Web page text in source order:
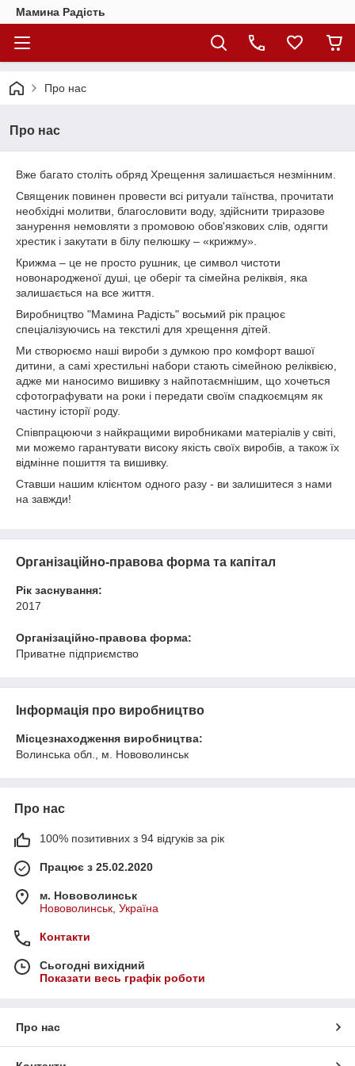
Мамина Радість
Про нас
Про нас
Вже багато століть обряд Хрещення залишається незмінним.
Священик повинен провести всі ритуали таїнства, прочитати
необхідні молитви, благословити воду, здійснити триразове
занурення немовляти з промовою обов'язкових слів, одягти
хрестик і закутати в білу пелюшку – «крижму».
Крижма – це не просто рушник, це символ чистоти
новонародженої душі, це оберіг та сімейна реліквія, яка
залишається на все життя.
Виробництво "Мамина Радість" восьмий рік працює
спеціалізуючись на текстилі для хрещення дітей.
Ми створюємо наші вироби з думкою про комфорт вашої
дитини, а самі хрестильні набори стають сімейною реліквією,
адже ми наносимо вишивку з найпотаємнішим, що хочеться
сфотографувати на роки і передати своїм спадкоємцям як
частину історії роду.
Співпрацюючи з найкращими виробниками матеріалів у світі,
ми можемо гарантувати високу якість своїх виробів, а також їх
відмінне пошиття та вишивку.
Ставши нашим клієнтом одного разу - ви залишитеся з нами
на завжди!
Організаційно-правова форма та капітал
Рік заснування:
2017
Організаційно-правова форма:
Приватне підприємство
Інформація про виробництво
Місцезнаходження виробництва:
Волинська обл., м. Нововолинськ
Про нас
100% позитивних з 94 відгуків за рік
Працює з 25.02.2020
м. Нововолинськ
Нововолинськ, Україна
Контакти
Сьогодні вихідний
Показати весь графік роботи
Про нас